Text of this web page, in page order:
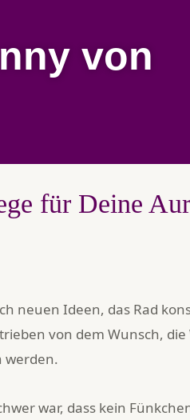
von
für Deine
neuen Ideen, das Rad
von dem Wunsch, die
werden.
war, dass kein